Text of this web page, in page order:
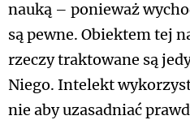
nauką – ponieważ
są pewne. Obiektem tej
rzeczy traktowane są
Niego. Intelekt
nie aby uzasadniać